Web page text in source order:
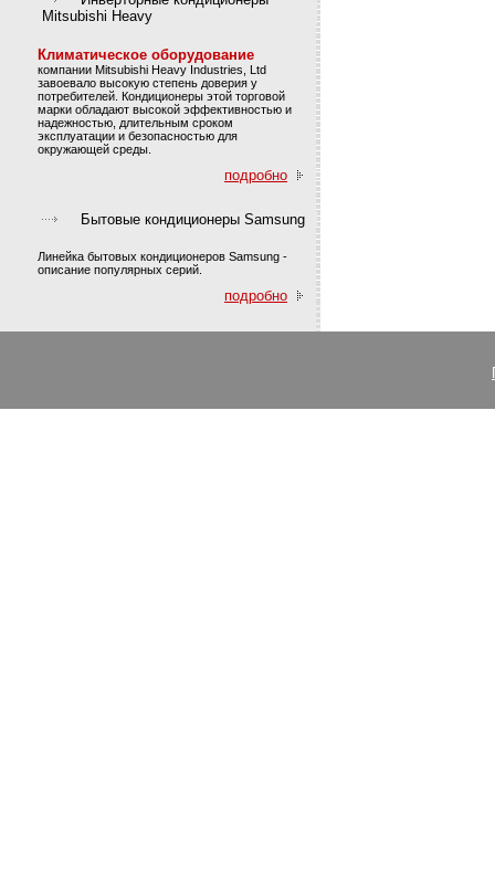
Mitsubishi Heavy
Климатическое оборудование
компании Mitsubishi Heavy Industries, Ltd
завоевало высокую степень доверия у
потребителей. Кондиционеры этой торговой
марки обладают высокой эффективностью и
надежностью, длительным сроком
эксплуатации и безопасностью для
окружающей среды.
подробно
Бытовые кондиционеры Samsung
Линейка бытовых кондиционеров Samsung -
описание популярных серий.
подробно